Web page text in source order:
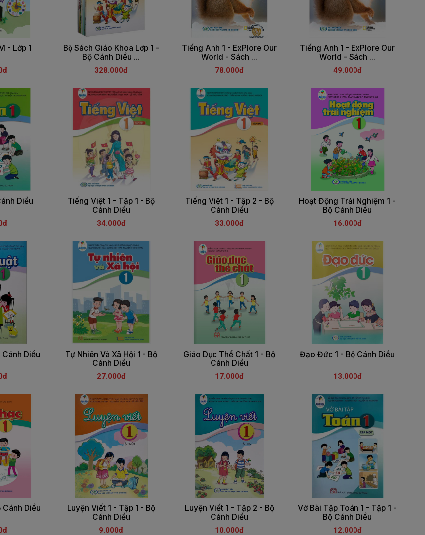
- Lớp 1
Bộ Sách Giáo Khoa Lớp 1 -
Bộ Cánh Diều ...
328.000đ
Tiếng Anh 1 - ExPlore Our
World - Sách ...
78.000đ
Tiếng Anh 1 - ExPlore Our
World - Sách ...
49.000đ
Diều
Tiếng Việt 1 - Tập 1 - Bộ
Cánh Diều
34.000đ
Tiếng Việt 1 - Tập 2 - Bộ
Cánh Diều
33.000đ
Hoạt Động Trải Nghiệm 1 -
Bộ Cánh Diều
16.000đ
Cánh Diều
Tự Nhiên Và Xã Hội 1 - Bộ
Cánh Diều
27.000đ
Giáo Dục Thể Chất 1 - Bộ
Cánh Diều
17.000đ
Đạo Đức 1 - Bộ Cánh Diều
13.000đ
Cánh Diều
Luyện Viết 1 - Tập 1 - Bộ
Cánh Diều
9.000đ
Luyện Viết 1 - Tập 2 - Bộ
Cánh Diều
10.000đ
Vở Bài Tập Toán 1 - Tập 1 -
Bộ Cánh Diều
12.000đ